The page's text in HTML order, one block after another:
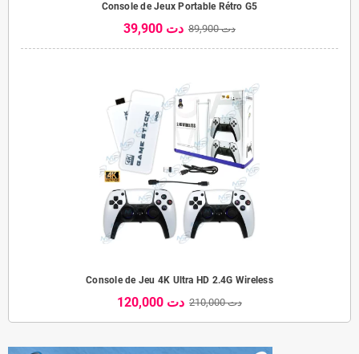
Console de Jeux Portable Rétro G5
39,900 دت 89,900 دت
Console de Jeu 4K Ultra HD 2.4G Wireless
120,000 دت 210,000 دت